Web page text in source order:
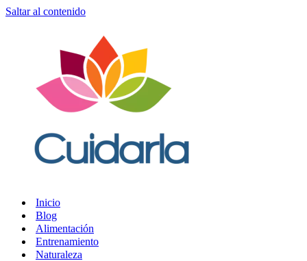
Saltar al contenido
Inicio
Blog
Alimentación
Entrenamiento
Naturaleza